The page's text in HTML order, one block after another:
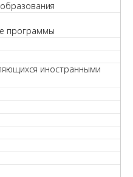
программы
иностранными